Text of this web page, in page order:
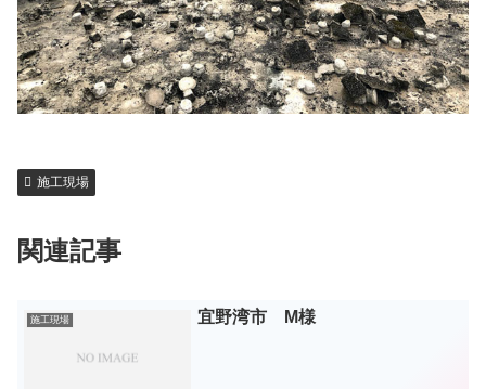
施工現場
関連記事
施工現場 宜野湾市 M様